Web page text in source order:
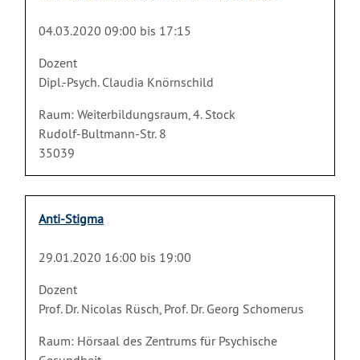
04.03.2020 09:00 bis 17:15
Dozent
Dipl.-Psych. Claudia Knörnschild
Raum: Weiterbildungsraum, 4. Stock
Rudolf-Bultmann-Str. 8
35039
Anti-Stigma
29.01.2020 16:00 bis 19:00
Dozent
Prof. Dr. Nicolas Rüsch, Prof. Dr. Georg Schomerus
Raum: Hörsaal des Zentrums für Psychische